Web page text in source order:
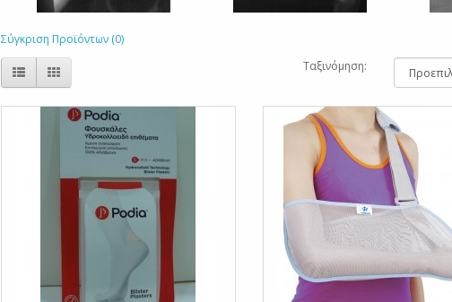
Σύγκριση Προϊόντων (0)
Ταξινόμηση: